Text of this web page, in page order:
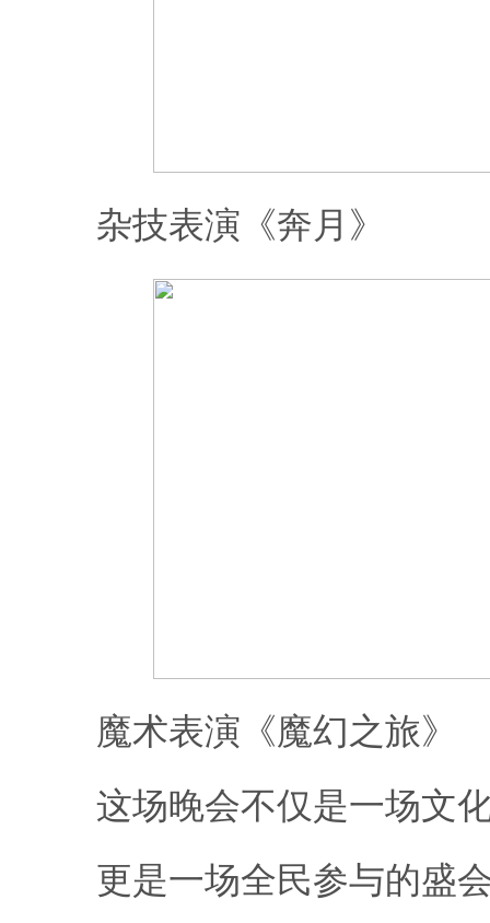
杂技表演《奔月》
魔术表演《魔幻之旅》
这场晚会不仅是一场文
更是一场全民参与的盛